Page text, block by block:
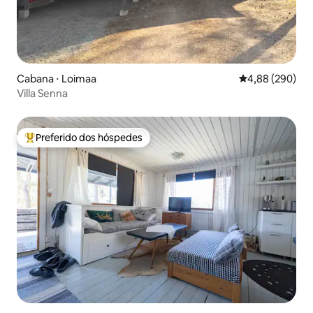
Cabana ⋅ Loimaa 4,88 de uma
4,88 (290)
Villa Senna
Entre os melhores preferidos dos hóspedes
Preferido dos hóspedes